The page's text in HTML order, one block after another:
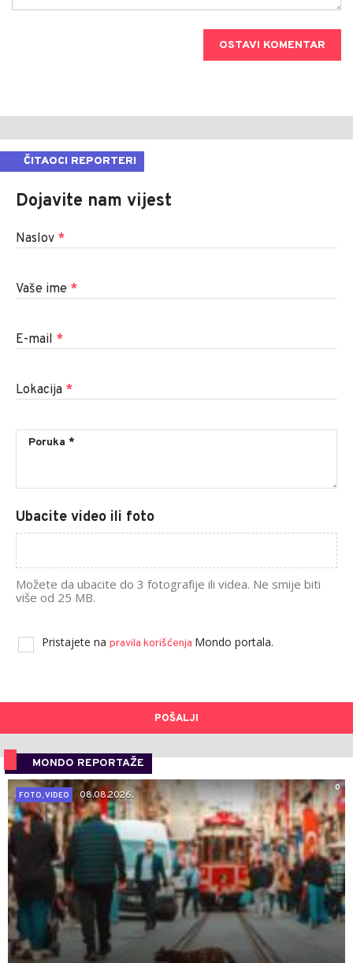
OSTAVI KOMENTAR
ČITAOCI REPORTERI
Dojavite nam vijest
Naslov *
Vaše ime *
E-mail *
Lokacija *
Ubacite video ili foto
Možete da ubacite do 3 fotografije ili videa. Ne smije biti
više od 25 MB.
Pristajete na pravila korišćenja Mondo portala.
POŠALJI
MONDO REPORTAŽE
0
FOTO, VIDEO
08.08.2026.